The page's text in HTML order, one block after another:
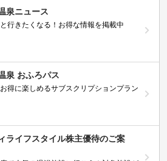
泉ニュース
行きたくなる！お得な情報を掲載中
泉 おふろパス
得に楽しめるサブスクリプションプラン
ライフスタイル株主優待のご案